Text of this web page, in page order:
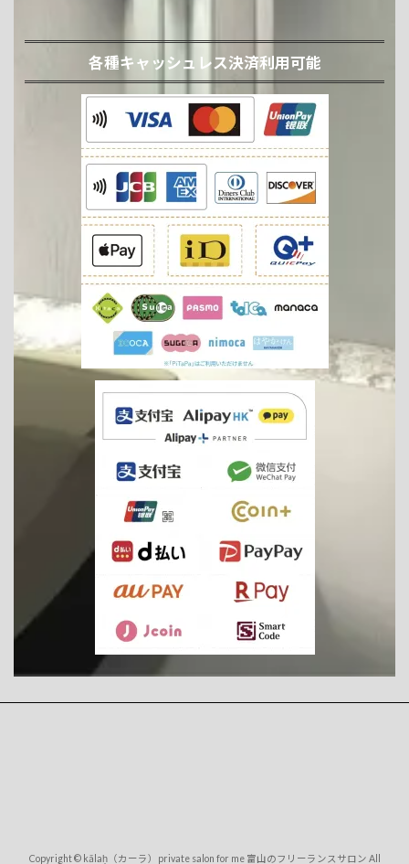
各種キャッシュレス決済利用可能
Copyright © kālaḥ（カーラ）private salon for me 富山のフリーランスサロン All